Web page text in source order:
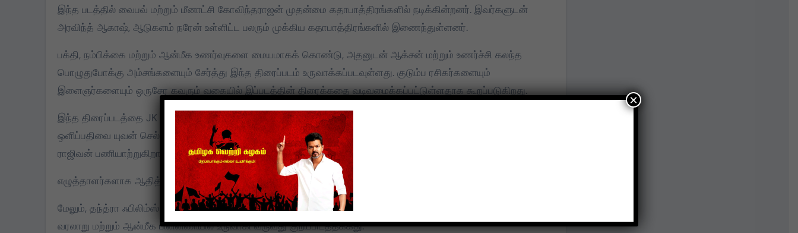
இந்த படத்தில் வைபவ் மற்றும் மீனாட்சி கோவிந்தராஜன் முதன்மை கதாபாத்திரங்களில் நடிக்கின்றனர். இவர்களுடன்
அரவிந்த் ஆகாஷ், ஆடுகளம் நரேன் உள்ளிட்ட பலரும் முக்கிய கதாபாத்திரங்களில் இணைந்துள்ளனர்.
பக்தி, நம்பிக்கை மற்றும் ஆன்மீக உணர்வுகளை மையமாகக் கொண்டு, அதனுடன் ஆக்சன் மற்றும் உணர்ச்சி கலந்த
பொழுதுபோக்கு அம்சங்களையும் சேர்த்து இந்த திரைப்படம் உருவாக்கப்படவுள்ளது. குடும்ப ரசிகர்களையும்
இளைஞர்களையும் ஒருசேர கவரும் வகையில் இப்படத்தின் திரைக்கதை வடிவமைக்கப்பட்டுள்ளதாக கூறப்படுகிறது.
இந்த திரைப்படத்தை JK சரவணா மற்றும் JK சதீஷ் தயாரிக்கின்றனர். இசையை பிரேம் ஜி அமரன் அமைக்கிறார்.
ஒளிப்பதிவை யுவன் செல்வா கவனிக்க, படத்தொகுப்பை பிரவீன் KL மேற்கொள்கிறார். கலை இயக்குநராக சூர்யா
ராஜிவன் பணியாற்றுகிறார். சண்டைக் காட்சிகளை சக்தி சரவணன் வடிவமைக்கிறார்.
எழுத்தாளர்களாக ஆதித்யா தங்கீராலா, நந்தகுமார் தமிழ்செல்வன் மற்றும் ப்ருத்வி ஆதித்யா இணைந்துள்ளனர்.
மேலும், தந்த்ரா ஃபிலிம்ஸ் நிறுவனம் அறிவித்துள்ள மற்றொரு முக்கியமான திரைப்படமான “ஆர்ய கேரள வர்மன்” படமும்
வரலாறு மற்றும் ஆன்மீக பின்னணியில் உருவாகி வருவது குறிப்பிடத்தக்கது.
எங்களின் அடையாளம்.
எந்த ஆதாயமும் இன்றி
என்னோடு பயணிக்கும்
என் தொண்டர்களின்
உணர்வுகளை
மதிக்கிறேன்.
×